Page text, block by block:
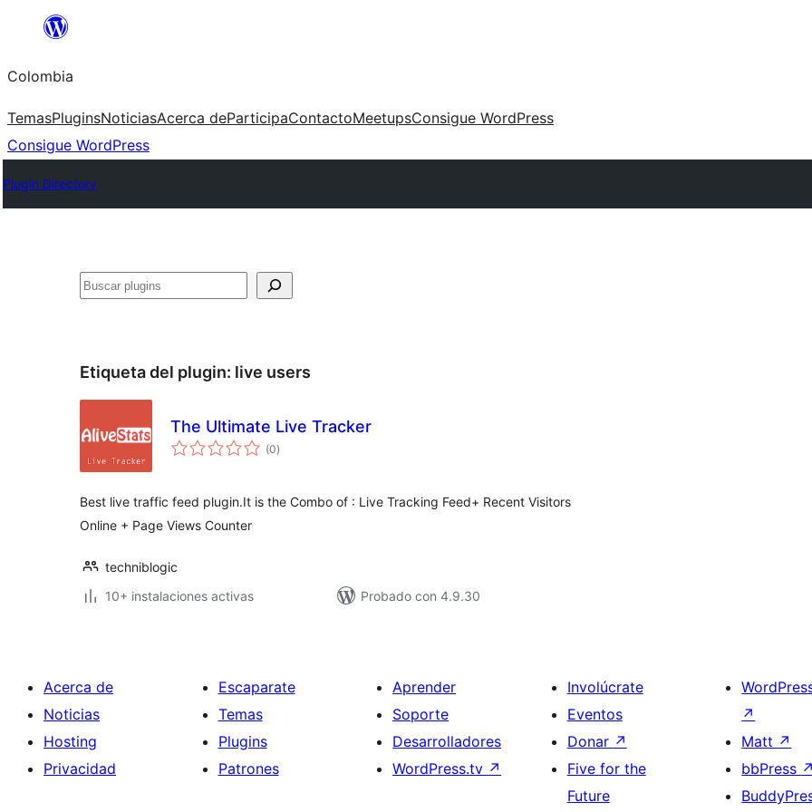
Saltar
contenido
Colombia
TemasPluginsNoticiasAcerca deParticipaContactoMeetupsConsigue WordPress
Consigue WordPress
Plugin Directory
Buscar
Etiqueta del plugin: live users
The Ultimate Live Tracker
(0total
de
)
Best live traffic feed plugin.It is the Combo of : Live Tracking Feed+ Recent Visitors
Online + Page Views Counter
techniblogic
10+ instalaciones activas
Probado con 4.9.30
Acerca de
Noticias
Hosting
Privacidad
Escaparate
Temas
Plugins
Patrones
Aprender
Soporte
Desarrolladores
WordPress.tv ↗
Involúcrate
Eventos
Donar ↗
Five for the
Future
↗
Matt ↗
bbPress ↗